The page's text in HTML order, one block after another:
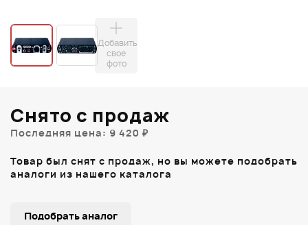
Добавить
свое
фото
Снято с продаж
Последняя цена: 9 420 ₽
Товар был снят с продаж, но вы можете подобрать
аналоги из нашего каталога
Подобрать аналог